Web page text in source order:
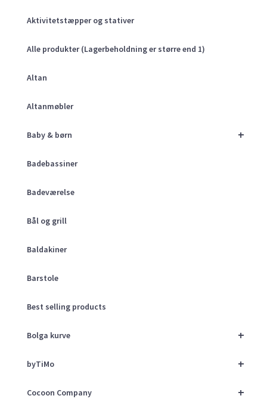
Aktivitetstæpper og stativer
Alle produkter (Lagerbeholdning er større end 1)
Altan
Altanmøbler
+
Baby & børn
Badebassiner
Badeværelse
Bål og grill
Baldakiner
Barstole
Best selling products
+
Bolga kurve
+
byTiMo
+
Cocoon Company